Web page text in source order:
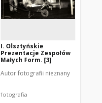
I. Olsztyńskie
Prezentacje Zespołów
Małych Form. [3]
Autor fotografii nieznany
fotografia